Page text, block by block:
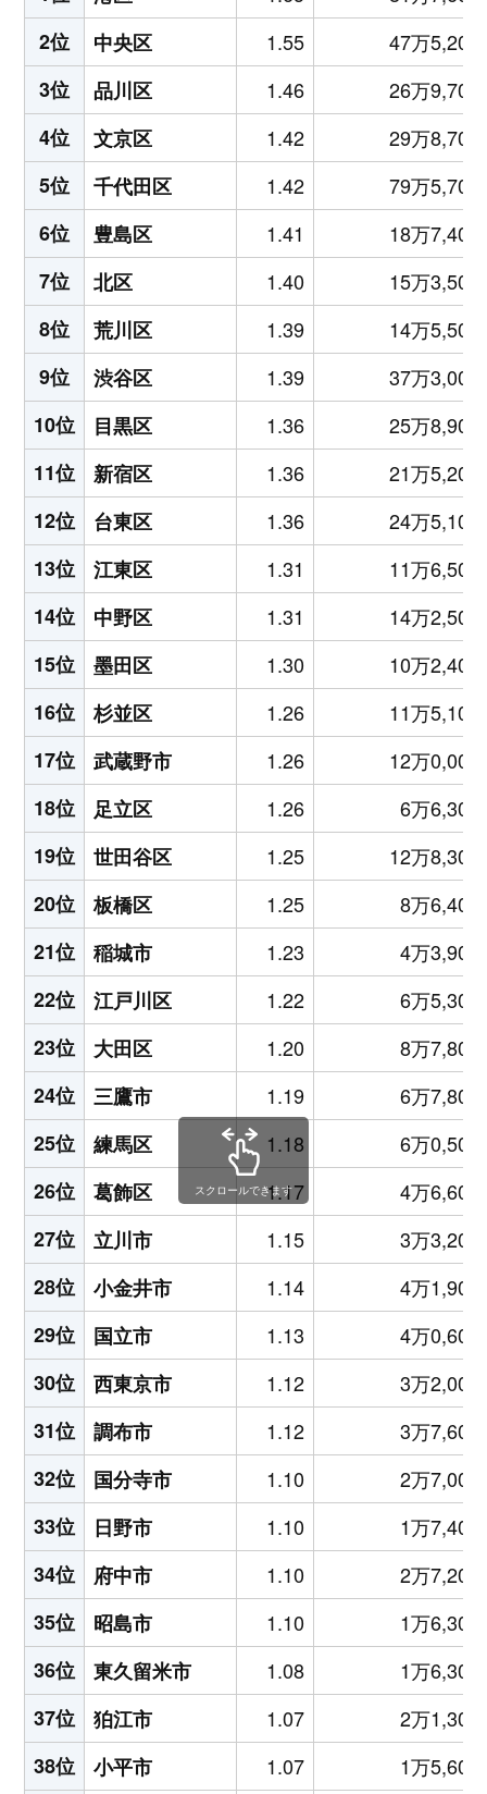
2位
中央区 1.55
47万5,200
3位
品川区 1.46
26万9,700
4位
文京区 1.42
29万8,700
5位
千代田区 1.42
79万5,700
6位
豊島区 1.41
18万7,400
7位
北区 1.40
15万3,500
8位
荒川区 1.39
14万5,500
9位
渋谷区 1.39
37万3,000
10位
目黒区 1.36
25万8,900
11位
新宿区 1.36
21万5,200
12位
台東区 1.36
24万5,100
13位
江東区 1.31
11万6,500
14位
中野区 1.31
14万2,500
15位
墨田区 1.30
10万2,400
16位
杉並区 1.26
11万5,100
17位
武蔵野市 1.26
12万0,000
18位
足立区 1.26
6万6,300
19位
世田谷区 1.25
12万8,300
20位
板橋区 1.25
8万6,400
21位
稲城市 1.23
4万3,900
22位
江戸川区 1.22
6万5,300
23位
大田区 1.20
8万7,800
24位
三鷹市 1.19
6万7,800
25位
練馬区 1.18
6万0,500
26位
葛飾区 1.17
4万6,600
27位
立川市 1.15
3万3,200
28位
小金井市 1.14
4万1,900
29位
国立市 1.13
4万0,600
30位
西東京市 1.12
3万2,000
31位
調布市 1.12
3万7,600
32位
国分寺市 1.10
2万7,000
33位
日野市 1.10
1万7,400
34位
府中市 1.10
2万7,200
35位
昭島市 1.10
1万6,300
36位
東久留米市 1.08
1万6,300
37位
狛江市 1.07
2万1,300
38位
小平市 1.07
1万5,600
スクロールできます